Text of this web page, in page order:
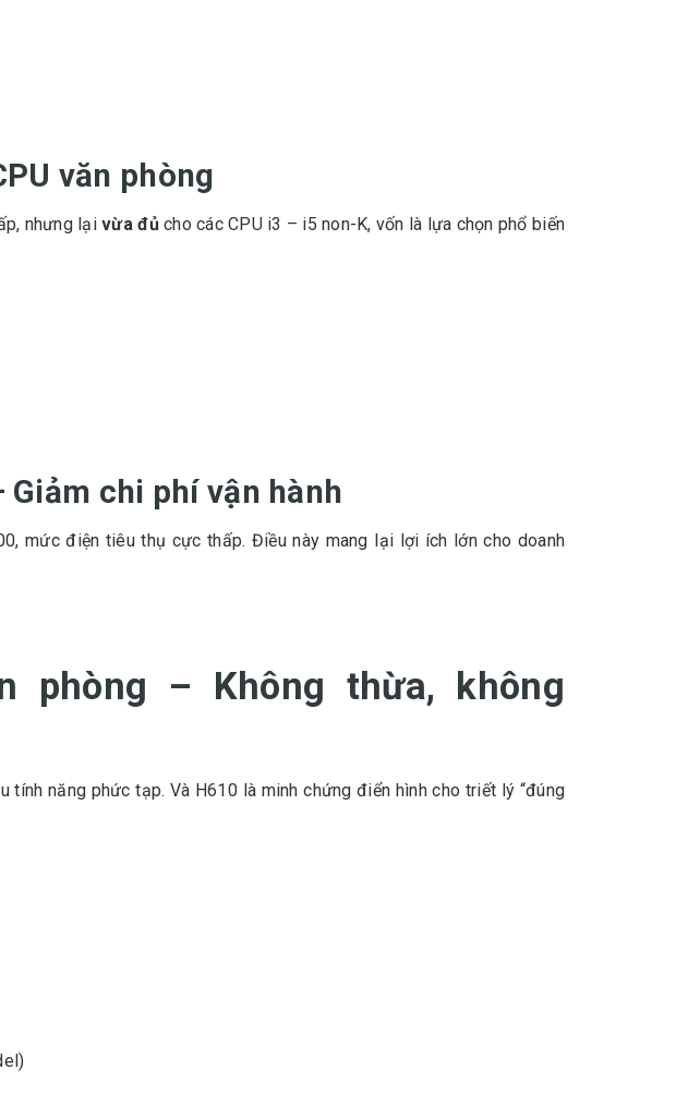
văn phòng
nhưng lạivừa đủcho các CPU i3 – i5 non-K, vốn là lựa chọn phổ biến
chi phí vận hành
mức điện tiêu thụ cực thấp. Điều này mang lại lợi ích lớn cho doanh
phòng – Không thừa, không
tính năng phức tạp. Và H610 là minh chứng điển hình cho triết lý “đúng